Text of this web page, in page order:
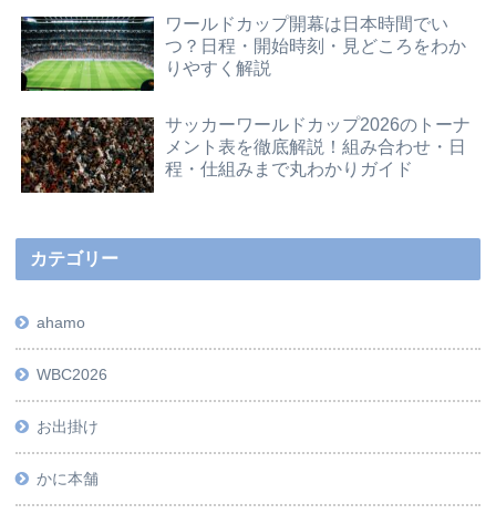
ワールドカップ開幕は日本時間でい
つ？日程・開始時刻・見どころをわか
りやすく解説
サッカーワールドカップ2026のトーナ
メント表を徹底解説！組み合わせ・日
程・仕組みまで丸わかりガイド
カテゴリー
ahamo
WBC2026
お出掛け
かに本舗